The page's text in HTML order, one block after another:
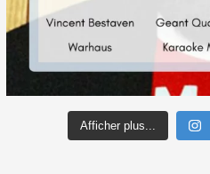
Afficher plus...